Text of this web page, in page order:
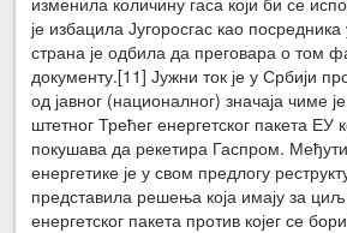
је избацила Југоросгас као
страна је одбила да преговара о том
документу.[11] Јужни ток је у Србији
од јавног (националног) значаја чиме
штетног Трећег енергетског пакета ЕУ
покушава да рекетира Гаспром.
енергетике је у свом предлогу
представила решења која имају за
енергетског пакета против којег се